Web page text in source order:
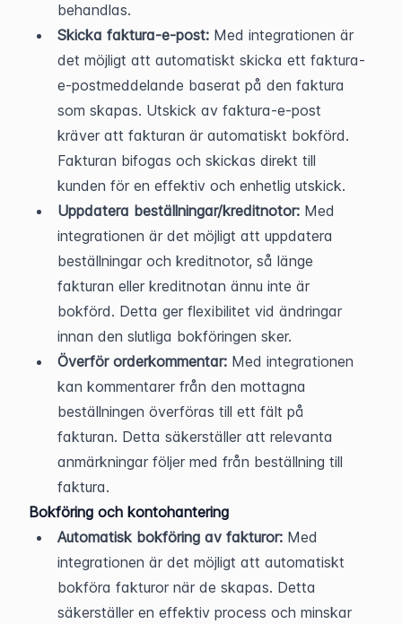
behandlas.
Skicka faktura-e-post: Med integrationen är
det möjligt att automatiskt skicka ett faktura-
e-postmeddelande baserat på den faktura
som skapas. Utskick av faktura-e-post
kräver att fakturan är automatiskt bokförd.
Fakturan bifogas och skickas direkt till
kunden för en effektiv och enhetlig utskick.
Uppdatera beställningar/kreditnotor: Med
integrationen är det möjligt att uppdatera
beställningar och kreditnotor, så länge
fakturan eller kreditnotan ännu inte är
bokförd. Detta ger flexibilitet vid ändringar
innan den slutliga bokföringen sker.
Överför orderkommentar: Med integrationen
kan kommentarer från den mottagna
beställningen överföras till ett fält på
fakturan. Detta säkerställer att relevanta
anmärkningar följer med från beställning till
faktura.
Bokföring och kontohantering
Automatisk bokföring av fakturor: Med
integrationen är det möjligt att automatiskt
bokföra fakturor när de skapas. Detta
säkerställer en effektiv process och minskar